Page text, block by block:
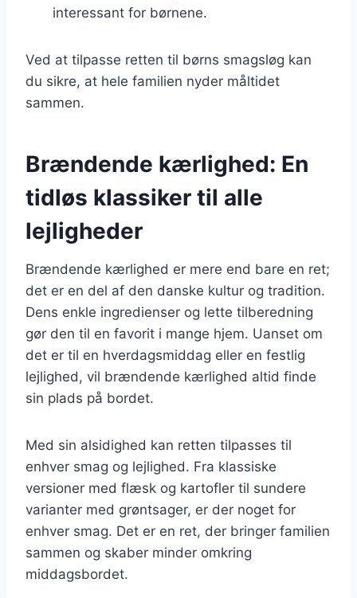
interessant for børnene.
Ved at tilpasse retten til børns smagsløg kan
du sikre, at hele familien nyder måltidet
sammen.
Brændende kærlighed: En
tidløs klassiker til alle
lejligheder
Brændende kærlighed er mere end bare en ret;
det er en del af den danske kultur og tradition.
Dens enkle ingredienser og lette tilberedning
gør den til en favorit i mange hjem. Uanset om
det er til en hverdagsmiddag eller en festlig
lejlighed, vil brændende kærlighed altid finde
sin plads på bordet.
Med sin alsidighed kan retten tilpasses til
enhver smag og lejlighed. Fra klassiske
versioner med flæsk og kartofler til sundere
varianter med grøntsager, er der noget for
enhver smag. Det er en ret, der bringer familien
sammen og skaber minder omkring
middagsbordet.